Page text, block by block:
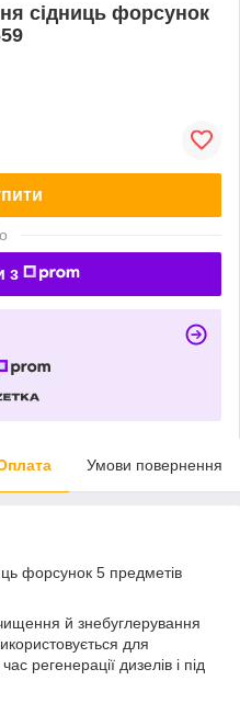
сідниць форсунок
з
Умови повернення
форсунок 5 предметів
й знебуглерування
для
регенерації дизелів і під